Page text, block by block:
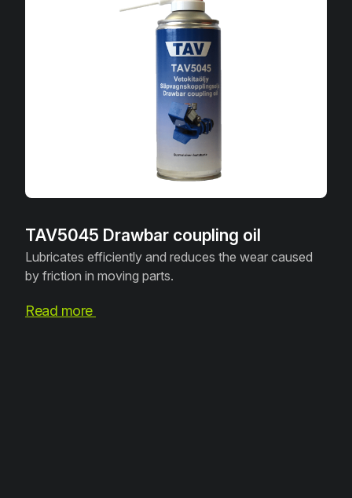
TAV5045 Drawbar coupling oil
Lubricates efficiently and reduces the wear caused
by friction in moving parts.
Read more